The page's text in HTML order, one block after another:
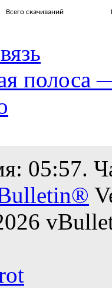
Всего скачиваний
полоса
05:57.